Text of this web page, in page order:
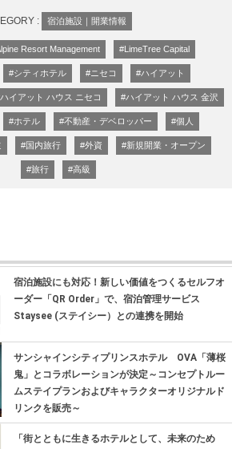
: 宿泊施設｜開業情報
Resort Management #LimeTree Capital
#シティホテル #ニセコ #ハイアット
イアット ハウス ニセコ #ハイアット ハウス 金沢
#ホテル #不動産・デベロッパー #個人
#国内旅行 #外資 #新規開業・オープン
#旅行 #高級
宿泊施設にも対応！新しい価値をつくるセルフオ
ーダー「QR Order」で、宿泊管理サービス
Staysee (ステイシー）との連携を開始
サンシャインシティプリンスホテル OVA「薄桜
鬼」とコラボレーションが決定～コンセプトルー
ムステイプランおよびキャラクターオリジナルド
リンクを販売～
「街とともに生きるホテルとして、未来のため